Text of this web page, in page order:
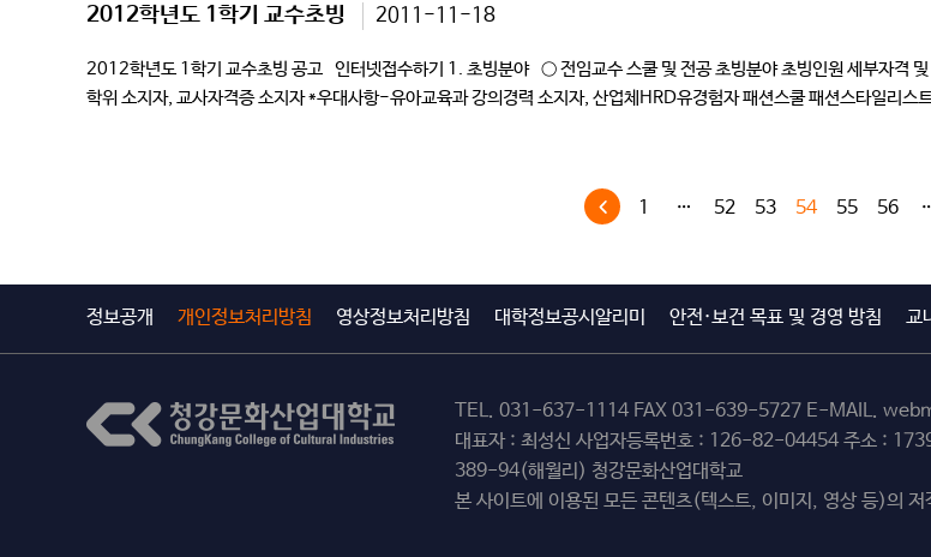
2012학년도 1학기 교수초빙 2011-11-18
2012학년도 1학기 교수초빙 공고 인터넷접수하기 1. 초빙분야 ○ 전임교수 스쿨 및 전공 초빙분야 초빙인원 세부자격
학위 소지자, 교사자격증 소지자 *우대사항-유아교육과 강의경력 소지자, 산업체HRD유경험자 패션스쿨 패션스타일리스
1 … 52 53 54 55 56
정보공개 개인정보처리방침 영상정보처리방침 대학정보공시알리미 안전·보건 목표 및 경영 방침 교
TEL. 031-637-1114 FAX 031-639-5727 E-MAIL.
대표자 : 최성신 사업자등록번호 : 126-82-04454 주소 :
389-94(해월리) 청강문화산업대학교
본 사이트에 이용된 모든 콘텐츠(텍스트, 이미지, 영상 등)의